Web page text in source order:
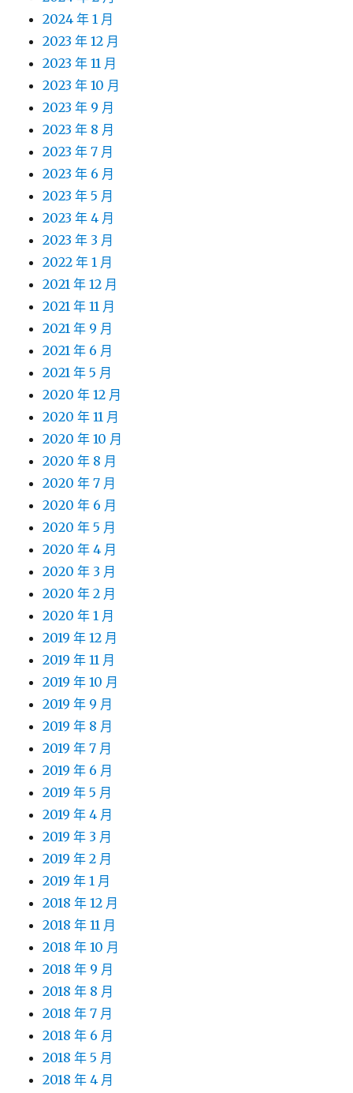
2024 年 1 月
2023 年 12 月
2023 年 11 月
2023 年 10 月
2023 年 9 月
2023 年 8 月
2023 年 7 月
2023 年 6 月
2023 年 5 月
2023 年 4 月
2023 年 3 月
2022 年 1 月
2021 年 12 月
2021 年 11 月
2021 年 9 月
2021 年 6 月
2021 年 5 月
2020 年 12 月
2020 年 11 月
2020 年 10 月
2020 年 8 月
2020 年 7 月
2020 年 6 月
2020 年 5 月
2020 年 4 月
2020 年 3 月
2020 年 2 月
2020 年 1 月
2019 年 12 月
2019 年 11 月
2019 年 10 月
2019 年 9 月
2019 年 8 月
2019 年 7 月
2019 年 6 月
2019 年 5 月
2019 年 4 月
2019 年 3 月
2019 年 2 月
2019 年 1 月
2018 年 12 月
2018 年 11 月
2018 年 10 月
2018 年 9 月
2018 年 8 月
2018 年 7 月
2018 年 6 月
2018 年 5 月
2018 年 4 月